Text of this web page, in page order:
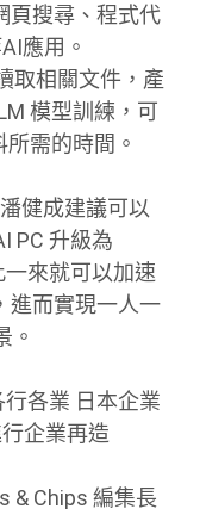
頁搜尋、程式代
應用。
取相關文件，產
模型訓練，可
需的時間。
健成建議可以
PC 升級為
來就可以加速
進而實現一人一
。
各業 日本企業
企業再造
& Chips 編集長